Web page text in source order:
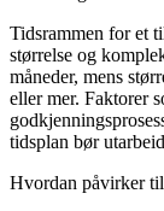
Tidsrammen for et
størrelse og
måneder, mens
eller mer. Faktorer
tidsplan bør
Hvordan påvirker